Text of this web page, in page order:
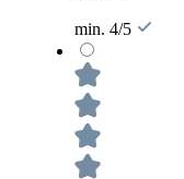
min. 4/5